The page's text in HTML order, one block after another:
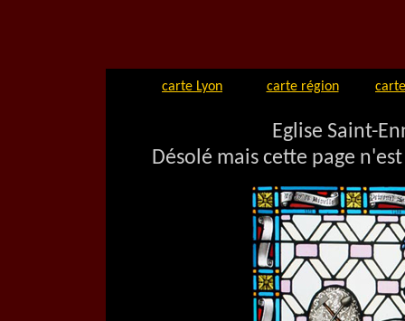
carte Lyon carte région
Eglise Saint-
Désolé mais cette page